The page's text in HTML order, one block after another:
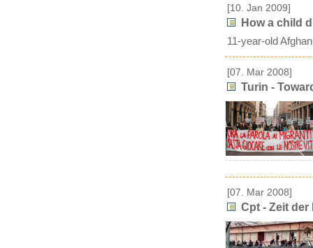
[10. Jan 2009]
How a child
11-year-old
[07. Mar 2008]
Turin -
[07. Mar 2008]
Cpt - Zeit